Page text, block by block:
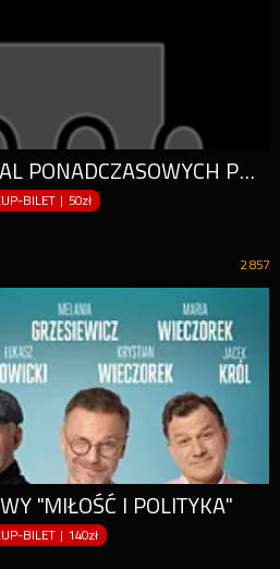
KLIMATYCZNY RECITAL PONADCZASOWYCH PRZEBOJÓW
BILET | 50zł
2 857
"MIŁOŚĆ I POLITYKA"
BILET |140zł